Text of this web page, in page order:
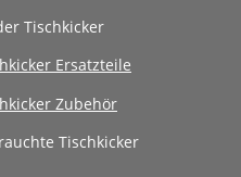
Tischkicker
Ersatzteile
Zubehör
Tischkicker